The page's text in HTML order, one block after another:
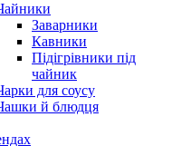
Заварники
Кавники
Підігрівники під
чайник
для соусу
й блюдця